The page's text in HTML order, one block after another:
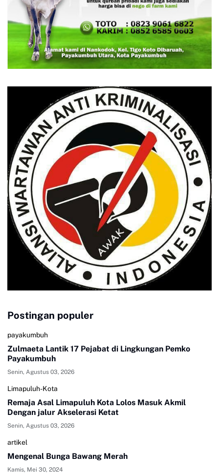
Postingan populer
payakumbuh
Zulmaeta Lantik 17 Pejabat di Lingkungan Pemko
Payakumbuh
Senin, Agustus 03, 2026
Limapuluh-Kota
Remaja Asal Limapuluh Kota Lolos Masuk Akmil
Dengan jalur Akselerasi Ketat
Senin, Agustus 03, 2026
artikel
Mengenal Bunga Bawang Merah
Kamis, Mei 30, 2024